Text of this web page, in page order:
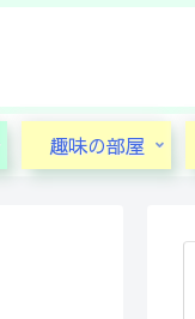
趣味の部屋